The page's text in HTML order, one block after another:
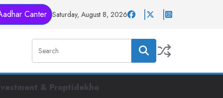
Canter Saturday, August 8, 2026
& Proptidekho